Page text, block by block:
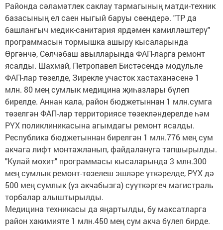
Районда сәламәтлек саклау тармагының матди-техник
базасының ел саен ныгый баруы сөендерә. "ТР да
башлангыч медик-санитария ярдәмен камилләштерү"
программасын тормышка ашыру кысаларында
Өргәнчә, Сөлчәбаш авылларында ФАП-ларга ремонт
ясалды. Шахмай, Петропавел Бистәсендә модульле
ФАП-лар төзелде, Зирекле участок хастаханәсенә 1
млн. 80 мең сумлык медицина җиһазлары бүлеп
бирелде. Аннан кала, район бюджетыннан 1 млн.сумга
төзелгән ФАП-лар территориясе төзекләндерелде һәм
РҮХ поликлиникасына агымдагы ремонт ясалды.
Республика бюджетыннан бирелгән 1 млн.776 мең сум
акчага лифт монтажланып, файдалануга тапшырылды.
"Кулай мохит" программасы кысаларында 3 млн.300
мең сумлык ремонт-төзелеш эшләре үткәрелде, РҮХ дә
500 мең сумлык (үз акчабызга) суүткәргеч магистраль
торбалар алыштырылды.
Медицина техникасы да яңартылды, бу максатларга
район хакимияте 1 млн.450 мең сум акча бүлеп бирде.